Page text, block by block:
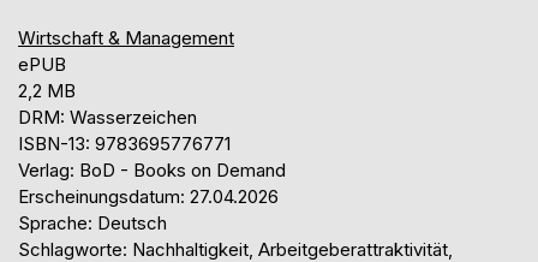
Wirtschaft & Management
ePUB
2,2 MB
DRM: Wasserzeichen
ISBN-13: 9783695776771
Verlag: BoD - Books on Demand
Erscheinungsdatum: 27.04.2026
Sprache: Deutsch
Schlagworte: Nachhaltigkeit, Arbeitgeberattraktivität,